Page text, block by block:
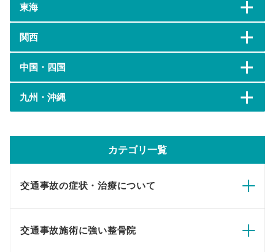
東海
関西
中国・四国
九州・沖縄
カテゴリ一覧
交通事故の症状・治療について
交通事故施術に強い整骨院